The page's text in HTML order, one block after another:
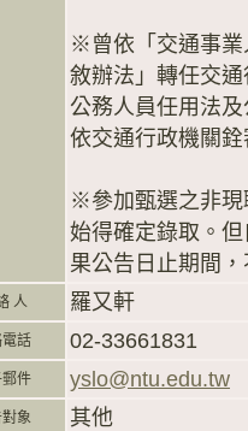
※曾依「交通事業
敘辦法」轉任交
公務人員任用法
依交通行政機關
※參加甄選之非現
始得確定錄取。
果公告日止期間
人 羅又軒
話 02-33661831
郵件 yslo@ntu.edu.tw
象 其他